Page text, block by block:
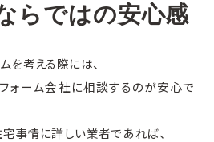
らではの安心感
を考える際には、
ォーム会社に相談するのが安心で
事情に詳しい業者であれば、